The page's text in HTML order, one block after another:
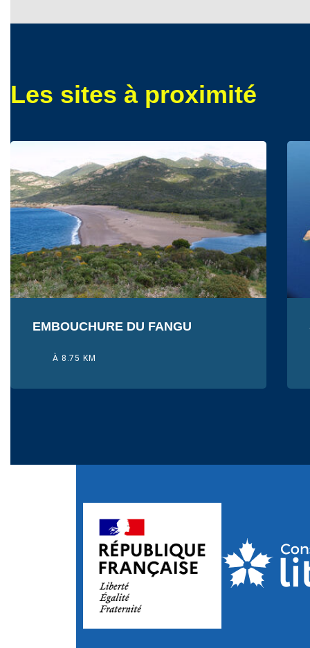
Les sites à proximité
EMBOUCHURE DU FANGU
À 8.75 KM